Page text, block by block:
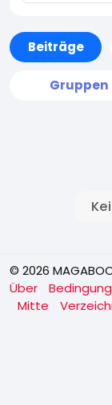
Beiträge
Gruppen
© 2026
Über
Mitte